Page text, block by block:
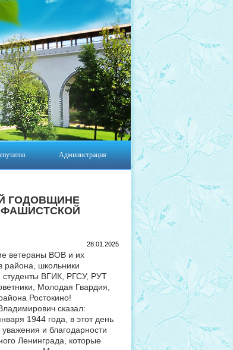
Администрация
ГОДОВЩИНЕ
28.01.2025
ветераны ВОВ и их
района, школьники
студенты ВГИК, РГСУ, РУТ
Молодая Гвардия,
Ростокино!
сказал:
1944 года, в этот день
и благодарности
Ленинграда, которые